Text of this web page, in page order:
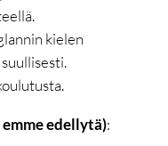
kielen
edellytä):